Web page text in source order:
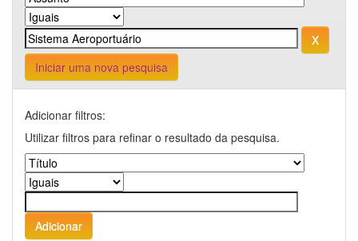
Iniciar uma nova pesquisa
Adicionar filtros:
Utilizar filtros para refinar o resultado da pesquisa.